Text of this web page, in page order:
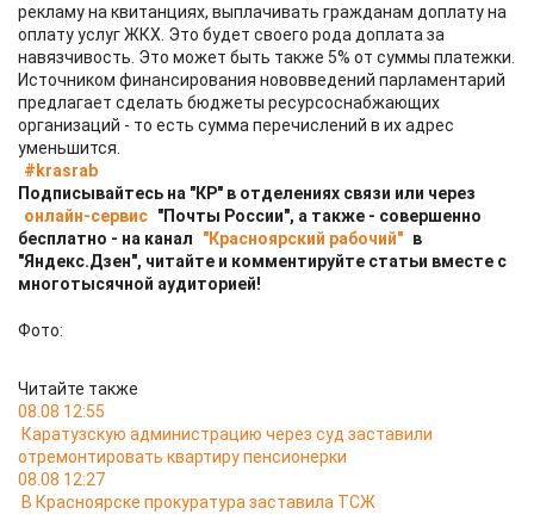
рекламу на квитанциях, выплачивать гражданам доплату на
оплату услуг ЖКХ. Это будет своего рода доплата за
навязчивость. Это может быть также 5% от суммы платежки.
Источником финансирования нововведений парламентарий
предлагает сделать бюджеты ресурсоснабжающих
организаций - то есть сумма перечислений в их адрес
уменьшится.
#krasrab
Подписывайтесь на "КР" в отделениях связи или через
онлайн-сервис "Почты России", а также - совершенно
бесплатно - на канал
"Красноярский рабочий" в
"Яндекс.Дзен", читайте и комментируйте статьи вместе с
многотысячной аудиторией!
Фото:
Читайте также
08.08 12:55
Каратузскую администрацию через суд заставили
отремонтировать квартиру пенсионерки
08.08 12:27
В Красноярске прокуратура заставила ТСЖ